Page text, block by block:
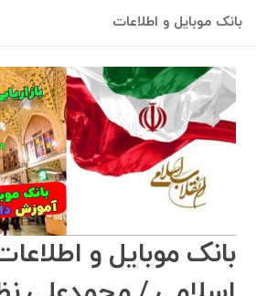
بانک موبایل و اطلاعات
بانک موبایل و